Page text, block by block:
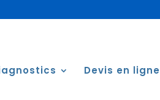
Devis en ligne